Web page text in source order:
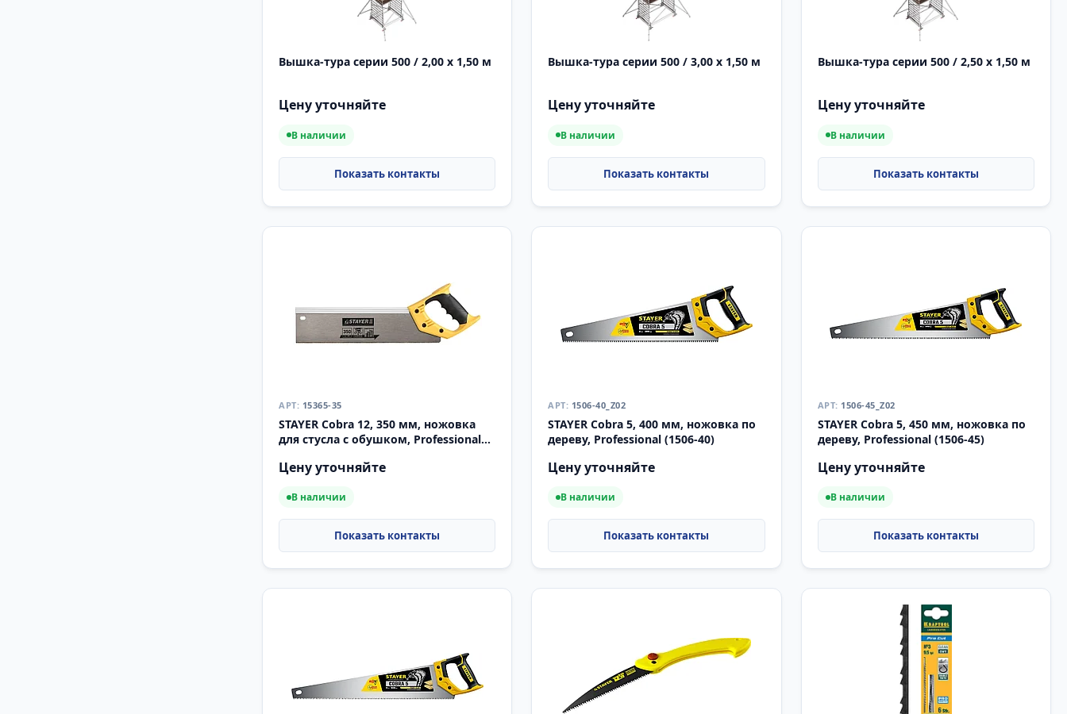
Вышка-тура серии 500 / 2,00 х 1,50 м
Цену уточняйте
В наличии
Вышка-тура серии 500 / 3,00 х 1,50 м
Цену уточняйте
В наличии
Вышка-тура серии 500 / 2,50 х 1,50 м
Цену уточняйте
В наличии
15365-35
STAYER Cobra 12, 350 мм, ножовка
для стусла c обушком, Professional
Цену уточняйте
В наличии
1506-40_Z02
STAYER Cobra 5, 400 мм, ножовка по
дереву, Professional (1506-40)
Цену уточняйте
В наличии
1506-45_Z02
STAYER Cobra 5, 450 мм, ножовка по
дереву, Professional (1506-45)
Цену уточняйте
В наличии